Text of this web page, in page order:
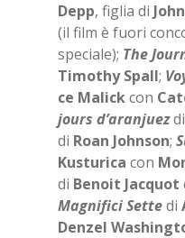
Depp, fi­glia di
(il film è fuo­ri
spe­cia­le); The
Ti­mo­thy Spall;
ce Ma­lickcon
jours d’a­ra­n­juezdi
di Roan John­son;
Ku­stu­ri­ca con
di Be­noit Jac­quot
Ma­gni­fi­ci Set­tedi
Den­zel